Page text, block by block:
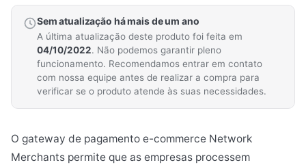
Sem atualização há mais de um ano
A última atualização deste produto foi feita em
04/10/2022. Não podemos garantir pleno
funcionamento. Recomendamos entrar em contato
com nossa equipe antes de realizar a compra para
verificar se o produto atende às suas necessidades.
O gateway de pagamento e-commerce Network
Merchants permite que as empresas processem